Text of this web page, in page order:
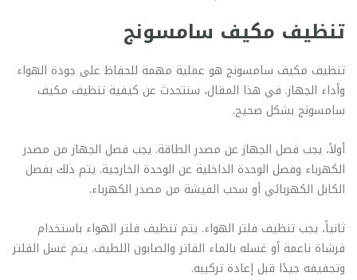
تنظيف مكيف سامسونج
تنظيف مكيف سامسونج هو عملية مهمة للحفاظ على جودة الهواء
وأداء الجهاز. في هذا المقال، سنتحدث عن كيفية تنظيف مكيف
سامسونج بشكل صحيح.
أولاً، يجب فصل الجهاز عن مصدر الطاقة. يجب فصل الجهاز من مصدر
الكهرباء وفصل الوحدة الداخلية عن الوحدة الخارجية. يتم ذلك بفصل
الكابل الكهربائي أو سحب الفيشة من مصدر الكهرباء.
ثانياً، يجب تنظيف فلتر الهواء. يتم تنظيف فلتر الهواء باستخدام
فرشاة ناعمة أو غسله بالماء الفاتر والصابون اللطيف. يتم غسل الفلتر
وتجفيفه جيدًا قبل إعادة تركيبه.